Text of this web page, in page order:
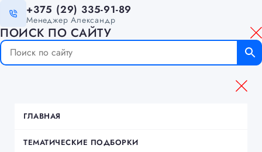
+375 (29) 335-91-89
Менеджер Александр
ПОИСК ПО САЙТУ
ГЛАВНАЯ
ТЕМАТИЧЕСКИЕ ПОДБОРКИ